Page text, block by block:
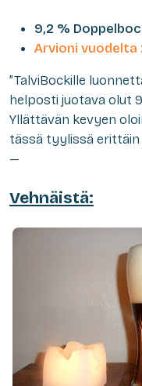
9,2 %
Arvioni vuodelta
”TalviBockille
helposti juotava olut
Yllättävän kevyen
tässä tyylissä erittäin
—
Vehnäistä: